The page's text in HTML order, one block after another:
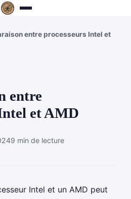
entre processeurs Intel et
entre
et AMD
9 min de lecture
Intel et un AMD peut